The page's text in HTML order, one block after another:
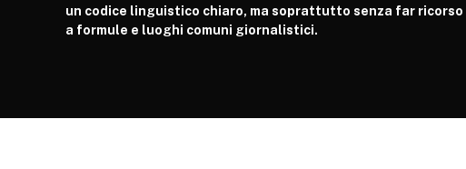
un codice linguistico chiaro, ma soprattutto senza far ricorso
a formule e luoghi comuni giornalistici.